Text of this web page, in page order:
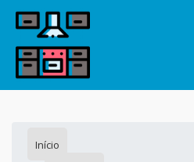
Início